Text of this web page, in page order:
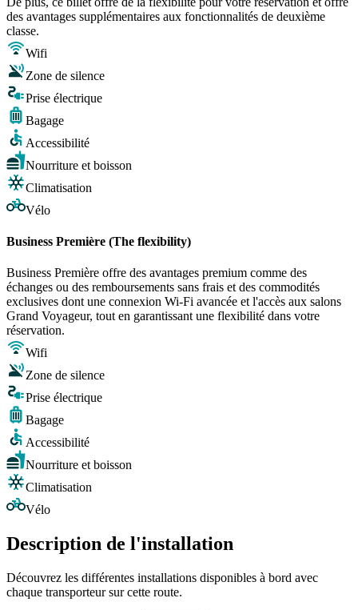
des avantages supplémentaires aux fonctionnalités de deuxième
classe.
Wifi
Zone de silence
Prise électrique
Bagage
Accessibilité
Nourriture et boisson
Climatisation
Vélo
Business Première (The flexibility)
Business Première offre des avantages premium comme des
échanges ou des remboursements sans frais et des commodités
exclusives dont une connexion Wi-Fi avancée et l'accès aux salons
Grand Voyageur, tout en garantissant une flexibilité dans votre
réservation.
Wifi
Zone de silence
Prise électrique
Bagage
Accessibilité
Nourriture et boisson
Climatisation
Vélo
Description de l'installation
Découvrez les différentes installations disponibles à bord avec
chaque transporteur sur cette route.